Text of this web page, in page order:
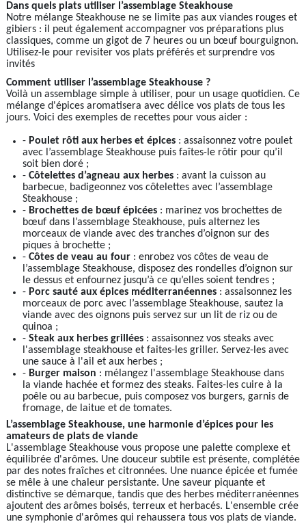
Dans quels plats utiliser l’assemblage Steakhouse
Notre mélange Steakhouse ne se limite pas aux viandes rouges et
gibiers : il peut également accompagner vos préparations plus
classiques, comme un gigot de 7 heures ou un bœuf bourguignon.
Utilisez-le pour revisiter vos plats préférés et surprendre vos
invités
Comment utiliser l’assemblage Steakhouse ?
Voilà un assemblage simple à utiliser, pour un usage quotidien. Ce
mélange d'épices aromatisera avec délice vos plats de tous les
jours. Voici des exemples de recettes pour vous aider :
- Poulet rôti aux herbes et épices : assaisonnez votre poulet
avec l’assemblage Steakhouse puis faîtes-le rôtir pour qu’il
soit bien doré ;
- Côtelettes d’agneau aux herbes : avant la cuisson au
barbecue, badigeonnez vos côtelettes avec l’assemblage
Steakhouse ;
- Brochettes de bœuf épicées : marinez vos brochettes de
bœuf dans l’assemblage Steakhouse, puis alternez les
morceaux de viande avec des tranches d’oignon sur des
piques à brochette ;
- Côtes de veau au four : enrobez vos côtes de veau de
l’assemblage Steakhouse, disposez des rondelles d’oignon sur
le dessus et enfournez jusqu’à ce qu’elles soient tendres ;
- Porc sauté aux épices méditerranéennes : assaisonnez les
morceaux de porc avec l’assemblage Steakhouse, sautez la
viande avec des oignons puis servez sur un lit de riz ou de
quinoa ;
- Steak aux herbes grillées : assaisonnez vos steaks avec
l'assemblage steakhouse et faites-les griller. Servez-les avec
une sauce à l'ail et aux herbes ;
- Burger maison : mélangez l'assemblage Steakhouse dans
la viande hachée et formez des steaks. Faites-les cuire à la
poêle ou au barbecue, puis composez vos burgers, garnis de
fromage, de laitue et de tomates.
L’assemblage Steakhouse, une harmonie d’épices pour les
amateurs de plats de viande
L'assemblage Steakhouse vous propose une palette complexe et
équilibrée d'arômes. Une douceur subtile est présente, complétée
par des notes fraîches et citronnées. Une nuance épicée et fumée
se mêle à une chaleur persistante. Une saveur piquante et
distinctive se démarque, tandis que des herbes méditerranéennes
ajoutent des arômes boisés, terreux et herbacés. L'ensemble crée
une symphonie d'arômes qui rehaussera tous vos plats de viande.